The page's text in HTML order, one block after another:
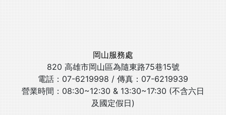
岡山服務處
820 高雄市岡山區為隨東路75巷15號
電話：07-6219998 / 傳真：07-6219939
營業時間：08:30~12:30 & 13:30~17:30 (不含六日
及國定假日)